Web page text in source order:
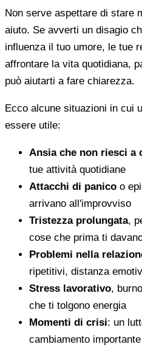
Non serve aspettare di stare
aiuto. Se avverti un disagio
influenza il tuo umore, le tue
affrontare la vita quotidiana,
può aiutarti a fare chiarezza.
Ecco alcune situazioni in cui
essere utile:
Ansia che non riesci a
tue attività quotidiane
Attacchi di panico o
arrivano all'improvviso
Tristezza prolungata,
cose che prima ti
Problemi nella
ripetitivi, distanza
Stress lavorativo,
che ti tolgono energia
Momenti di crisi: un
cambiamento